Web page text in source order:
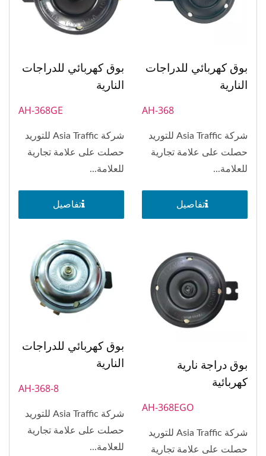
بوق كهربائي للدراجات
النارية
AH-368
شركة Asia Traffic للتوريد
حصلت على علامة تجارية
للعلامة...
تفاصيل
بوق كهربائي للدراجات
النارية
AH-368GE
شركة Asia Traffic للتوريد
حصلت على علامة تجارية
للعلامة...
تفاصيل
بوق دراجة نارية
كهربائية
AH-368EGO
شركة Asia Traffic للتوريد
حصلت على علامة تجارية
بوق كهربائي للدراجات
النارية
AH-368-8
شركة Asia Traffic للتوريد
حصلت على علامة تجارية
للعلامة...